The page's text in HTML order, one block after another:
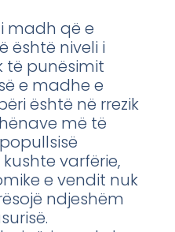
madh që e
është niveli i
të punësimit
e madhe e
është në rrezik
më të
varfërie,
e vendit nuk
ndjeshëm